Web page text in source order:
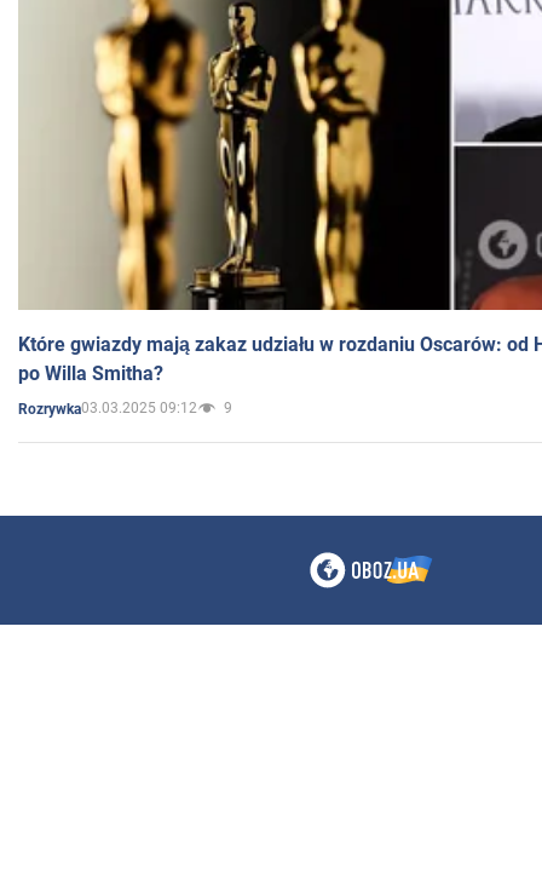
Które gwiazdy mają zakaz udziału w rozdaniu Oscarów: od
po Willa Smitha?
Rozrywka03.03.2025 09:12 9